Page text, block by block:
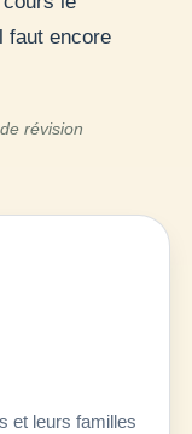
faut encore
révision
et leurs familles